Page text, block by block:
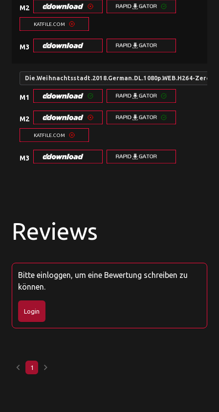
M2
KATFILE.COM
M3
Die.Weihnachtsstadt.2018.German.DL.1080p.WEB.H264-
M1
M2
KATFILE.COM
M3
Reviews
Bitte einloggen, um eine Bewertung schreiben zu
können.
Login
keyboard_arrow_left 1 keyboard_arrow_right